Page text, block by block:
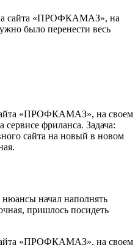
сайта «ПРОФКАМАЗ», на
было перенести весь
«ПРОФКАМАЗ», на своем
фриланса. Задача:
сайта на новый в новом
начал наполнять
пришлось посидеть
«ПРОФКАМАЗ», на своем